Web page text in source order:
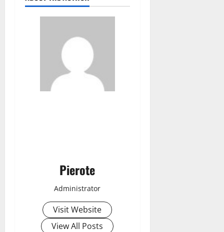
Pierote
Administrator
Visit Website
View All Posts